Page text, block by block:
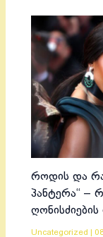
როდის და
პანტერა“ –
Uncategorized